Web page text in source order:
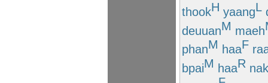
thookH yaangL
deuuanM maeh
phanM haaF
bpaiM haaR nak